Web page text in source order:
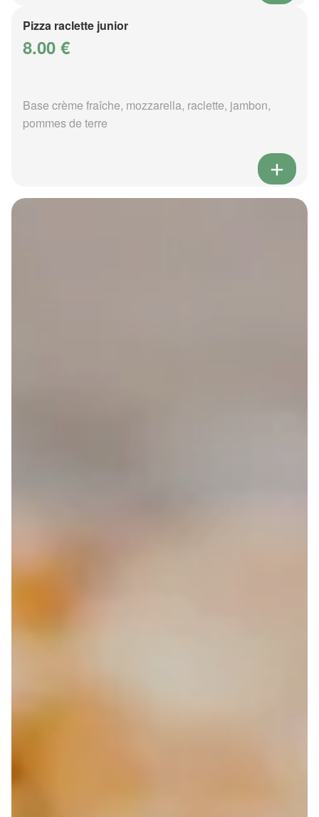
Pizza raclette junior
8.00 €
Base crème fraîche, mozzarella, raclette, jambon,
pommes de terre